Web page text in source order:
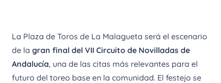
La Plaza de Toros de La Malagueta será el escenario
de la gran final del VII Circuito de Novilladas de
Andalucía, una de las citas más relevantes para el
futuro del toreo base en la comunidad. El festejo se